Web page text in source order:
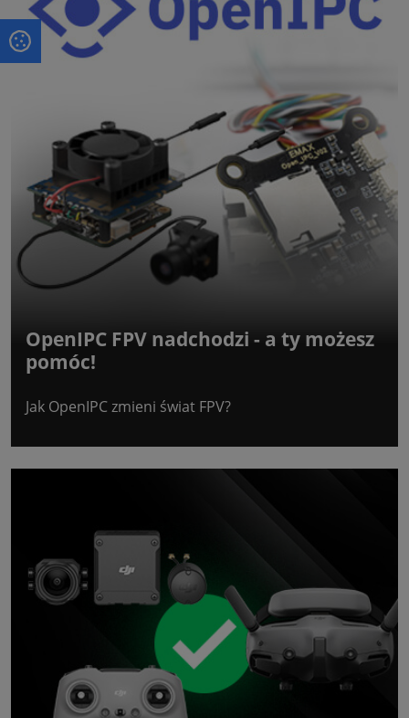
OpenIPC FPV nadchodzi - a ty możesz
pomóc!
Jak OpenIPC zmieni świat FPV?